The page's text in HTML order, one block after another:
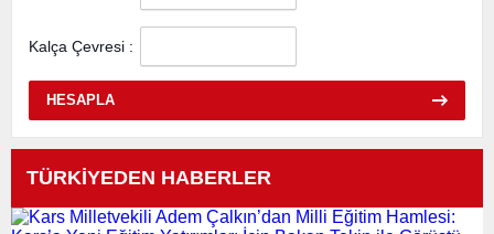
Kalça Çevresi :
HESAPLA
TÜRKİYEDEN HABERLER